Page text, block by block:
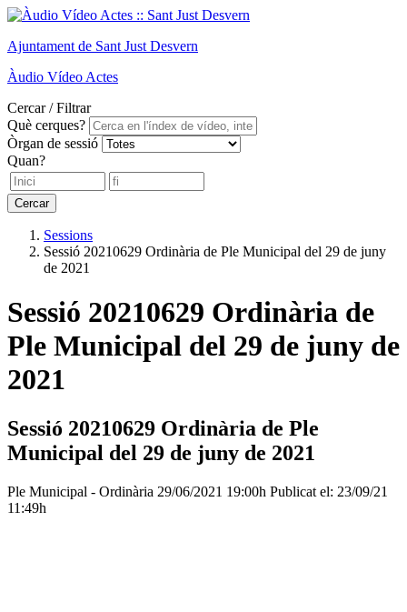
Ajuntament de Sant Just Desvern
Àudio Vídeo Actes
Cercar / Filtrar
Què cerques?
Òrgan de sessió
Quan?
Cercar
Sessions
Sessió 20210629 Ordinària de Ple Municipal del 29 de juny
de 2021
Sessió 20210629 Ordinària de
Ple Municipal del 29 de juny de
2021
Sessió 20210629 Ordinària de Ple
Municipal del 29 de juny de 2021
Ple Municipal - Ordinària 29/06/2021 19:00h Publicat el: 23/09/21
11:49h